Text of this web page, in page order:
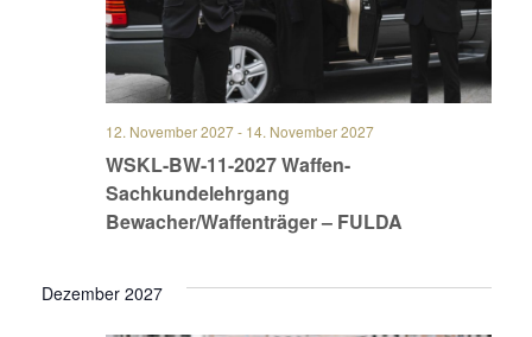
WSKL-BW-11-2027 Waffen-
Sachkundelehrgang
Bewacher/Waffenträger – FULDA
12. November 2027- 14. November 2027
Dezember 2027